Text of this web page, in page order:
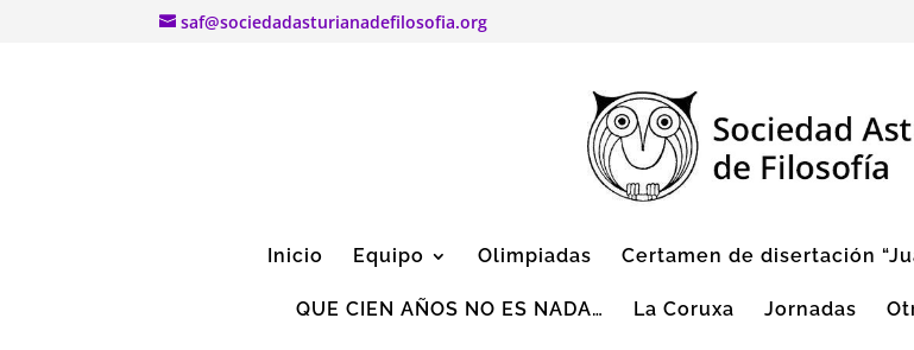
saf@sociedadasturianadefilosofia.org
Inicio Equipo Olimpiadas Certamen de disertación
QUE CIEN AÑOS NO ES NADA… La Coruxa Jornadas